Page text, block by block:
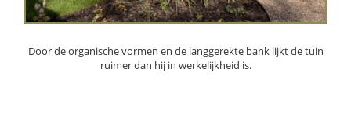
Door de organische vormen en de langgerekte bank lijkt de tuin
ruimer dan hij in werkelijkheid is.